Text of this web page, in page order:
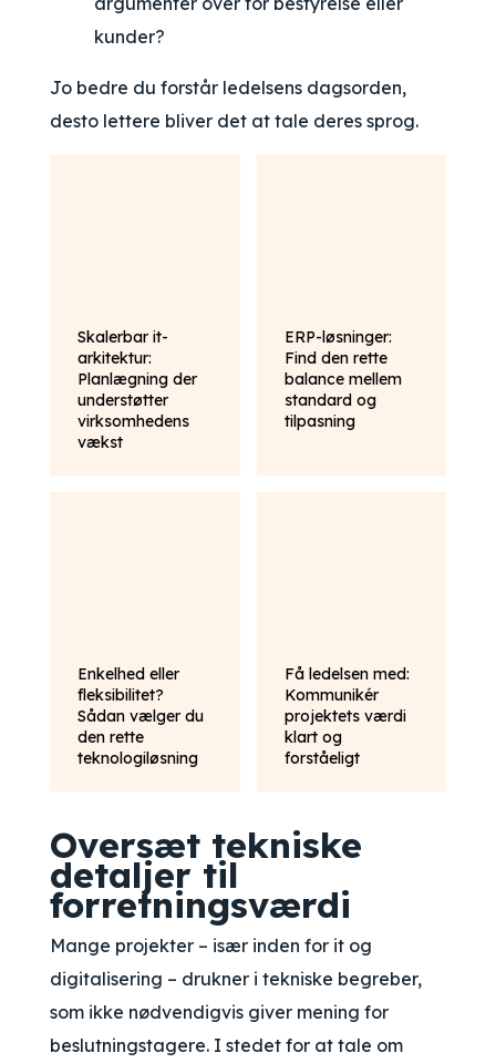
kunder?
Jo bedre du forstår ledelsens dagsorden,
desto lettere bliver det at tale deres sprog.
Skalerbar it-
arkitektur:
Planlægning der
understøtter
virksomhedens
vækst
ERP-løsninger:
Find den rette
balance mellem
standard og
tilpasning
Enkelhed eller
fleksibilitet?
Sådan vælger du
den rette
teknologiløsning
Få ledelsen med:
Kommunikér
projektets værdi
klart og
forståeligt
Oversæt tekniske
detaljer til
forretningsværdi
Mange projekter – især inden for it og
digitalisering – drukner i tekniske begreber,
som ikke nødvendigvis giver mening for
beslutningstagere. I stedet for at tale om